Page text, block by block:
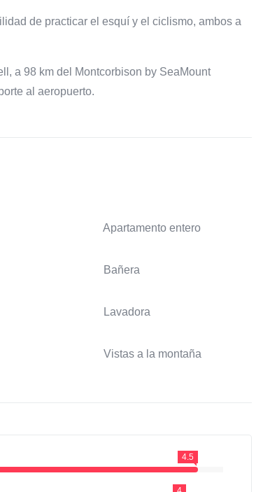
de practicar el esquí y el ciclismo, ambos a
a 98 km del Montcorbison by SeaMount
al aeropuerto.
Apartamento entero
Bañera
Lavadora
Vistas a la montaña
4.5